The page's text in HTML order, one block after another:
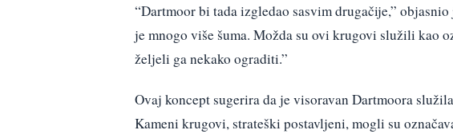
“Dartmoor bi tada izgledao sasvim drugačije,”
je mnogo više šuma. Možda su ovi krugovi služili
željeli ga nekako ograditi.”
Ovaj koncept sugerira da je visoravan Dartmoora
Kameni krugovi, strateški postavljeni, mogli su